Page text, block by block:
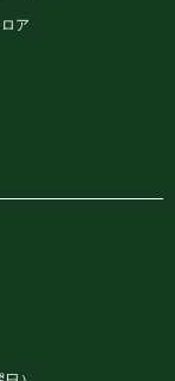
ア